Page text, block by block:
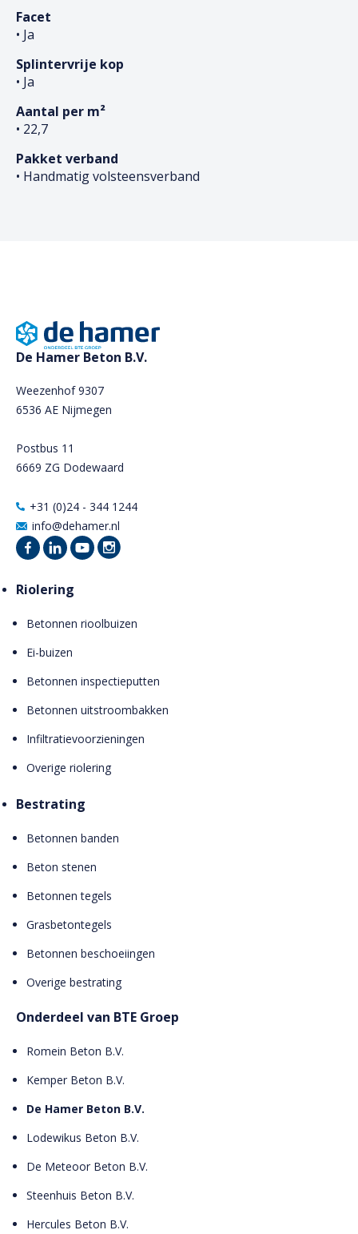
Facet
• Ja
Splintervrije kop
• Ja
Aantal per m²
• 22,7
Pakket verband
• Handmatig volsteensverband
De Hamer Beton B.V.
Weezenhof 9307
6536 AE Nijmegen
Postbus 11
6669 ZG Dodewaard
+31 (0)24 - 344 1244
info@dehamer.nl
Riolering
Betonnen rioolbuizen
Ei-buizen
Betonnen inspectieputten
Betonnen uitstroombakken
Infiltratievoorzieningen
Overige riolering
Bestrating
Betonnen banden
Beton stenen
Betonnen tegels
Grasbetontegels
Betonnen beschoeiingen
Overige bestrating
Onderdeel van BTE Groep
Romein Beton B.V.
Kemper Beton B.V.
De Hamer Beton B.V.
Lodewikus Beton B.V.
De Meteoor Beton B.V.
Steenhuis Beton B.V.
Hercules Beton B.V.